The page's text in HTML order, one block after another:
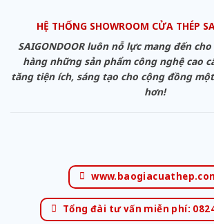
HỆ THỐNG SHOWROOM CỬA THÉP
SAIGONDOOR luôn nỗ lực mang đến
hàng những sản phẩm công nghệ cao
tăng tiện ích, sáng tạo cho cộng đồng
hơn!
Tổng đài tư vấn miễn phí: